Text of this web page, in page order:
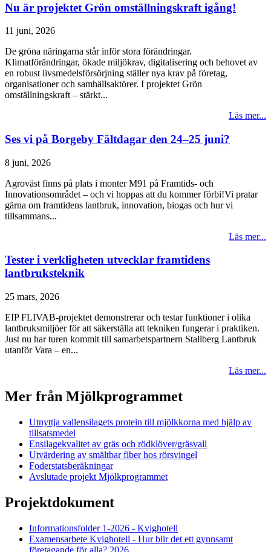
Nu är projektet Grön omställningskraft igång!
11 juni, 2026
De gröna näringarna står inför stora förändringar.
Klimatförändringar, ökade miljökrav, digitalisering och behovet av
en robust livsmedelsförsörjning ställer nya krav på företag,
organisationer och samhällsaktörer. I projektet Grön
omställningskraft – stärkt...
Läs mer...
Ses vi på Borgeby Fältdagar den 24–25 juni?
8 juni, 2026
Agroväst finns på plats i monter M91 på Framtids- och
Innovationsområdet – och vi hoppas att du kommer förbi!Vi pratar
gärna om framtidens lantbruk, innovation, biogas och hur vi
tillsammans...
Läs mer...
Tester i verkligheten utvecklar framtidens
lantbruksteknik
25 mars, 2026
EIP FLIVAB-projektet demonstrerar och testar funktioner i olika
lantbruksmiljöer för att säkerställa att tekniken fungerar i praktiken.
Just nu har turen kommit till samarbetspartnern Stallberg Lantbruk
utanför Vara – en...
Läs mer...
Mer från Mjölkprogrammet
Utnyttja vallensilagets protein till mjölkkorna med hjälp av
tillsatsmedel
Ensilagekvalitet av gräs och rödklöver/gräsvall
Utvärdering av smältbar fiber hos rörsvingel
Foderstatsberäkningar
Avslutade projekt Mjölkprogrammet
Projektdokument
Informationsfolder 1-2026 - Kvighotell
Examensarbete Kvighotell - Hur blir det ett gynnsamt
företagande för alla? 2026